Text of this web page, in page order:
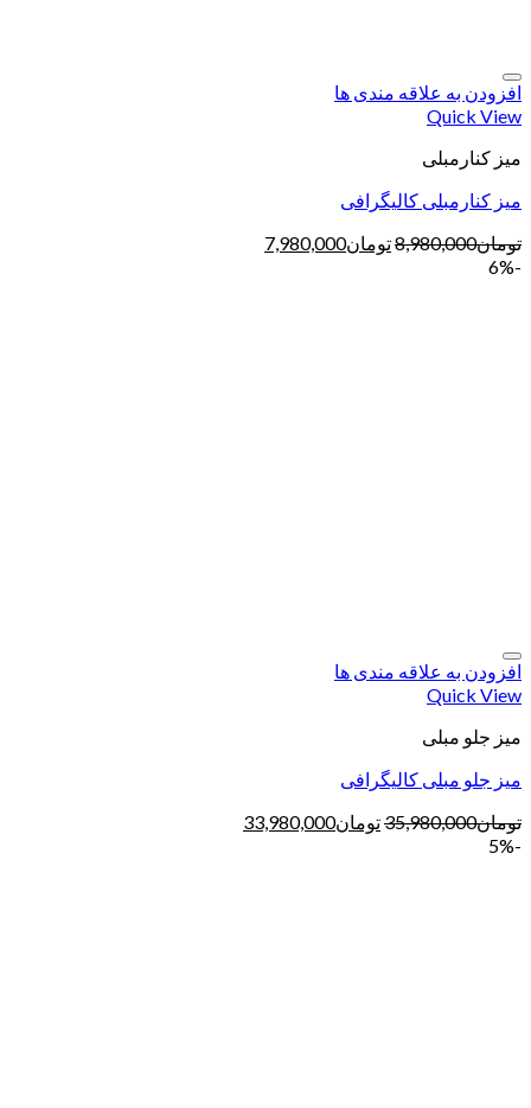
افزودن به علاقه مندی ها
Quick View
میز کنارمبلی
میز کنارمبلی کالیگرافی
تومان8,980,000تومان7,980,000
-6%
افزودن به علاقه مندی ها
Quick View
میز جلو مبلی
میز جلو مبلی کالیگرافی
تومان35,980,000تومان33,980,000
-5%